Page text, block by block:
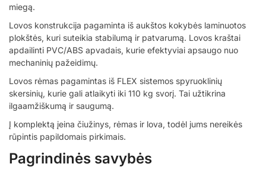
miegą.
Lovos konstrukcija pagaminta iš aukštos kokybės laminuotos
plokštės, kuri suteikia stabilumą ir patvarumą. Lovos kraštai
apdailinti PVC/ABS apvadais, kurie efektyviai apsaugo nuo
mechaninių pažeidimų.
Lovos rėmas pagamintas iš FLEX sistemos spyruoklinių
skersinių, kurie gali atlaikyti iki 110 kg svorį. Tai užtikrina
ilgaamžiškumą ir saugumą.
Į komplektą įeina čiužinys, rėmas ir lova, todėl jums nereikės
rūpintis papildomais pirkimais.
Pagrindinės savybės